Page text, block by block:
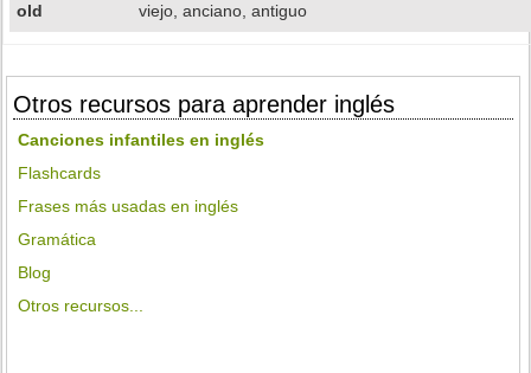
old viejo, anciano, antiguo
Otros recursos para aprender inglés
Canciones infantiles en inglés
Flashcards
Frases más usadas en inglés
Gramática
Blog
Otros recursos...